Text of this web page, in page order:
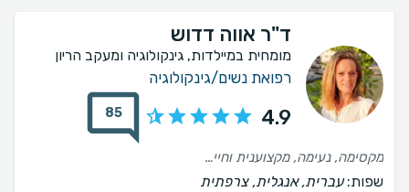
ד"ר אווה דדוש
מומחית במיילדות, גינקולוגיה ומעקב הריון
רפואת נשים/גינקולוגיה
4.9
85
מקסימה, נעימה, מקצוענית וחייכנית.
שפות:עברית, אנגלית, צרפתית